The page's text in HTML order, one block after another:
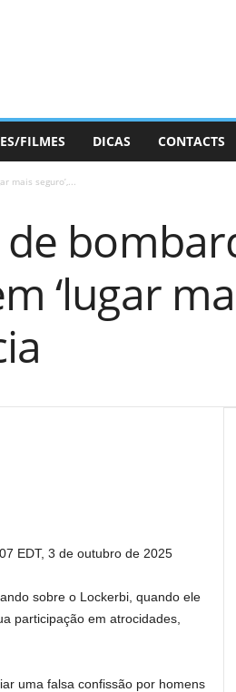
FILMES DICAS CONTACTS
mais seguro’,...
‘lugar
EDT, 3 de outubro de 2025
sobre o Lockerbi, quando ele
participação em atrocidades,
uma falsa confissão por homens